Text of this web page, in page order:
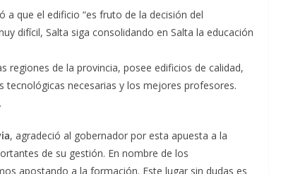
a que el edificio “es fruto de la decisión del
difícil, Salta siga consolidando en Salta la educación
regiones de la provincia, posee edificios de calidad,
necesarias y los mejores profesores.
, agradeció al gobernador por esta apuesta a la
de su gestión. En nombre de los
apostando a la formación. Este lugar sin dudas es